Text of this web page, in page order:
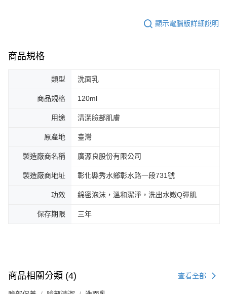
顯示電腦版詳細說明
商品規格
類型 洗面乳
商品規格 120ml
用途 清潔臉部肌膚
原產地 臺灣
製造廠商名稱 廣源良股份有限公司
製造廠商地址 彰化縣秀水鄉彰水路一段731號
功效 綿密泡沫，溫和潔淨，洗出水嫩Q彈肌
保存期限 三年
商品相關分類 (4) 查看全部